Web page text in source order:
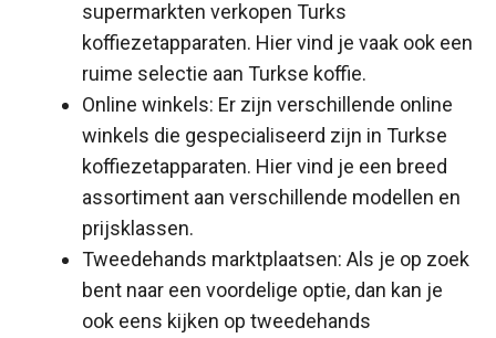
supermarkten verkopen Turks
koffiezetapparaten. Hier vind je vaak ook een
ruime selectie aan Turkse koffie.
Online winkels: Er zijn verschillende online
winkels die gespecialiseerd zijn in Turkse
koffiezetapparaten. Hier vind je een breed
assortiment aan verschillende modellen en
prijsklassen.
Tweedehands marktplaatsen: Als je op zoek
bent naar een voordelige optie, dan kan je
ook eens kijken op tweedehands